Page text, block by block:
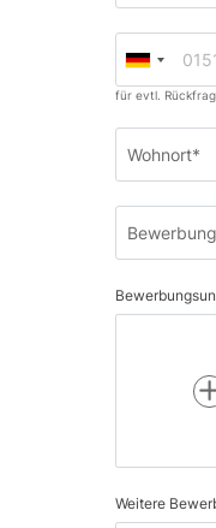
für evtl.
Wohnort*
Weitere